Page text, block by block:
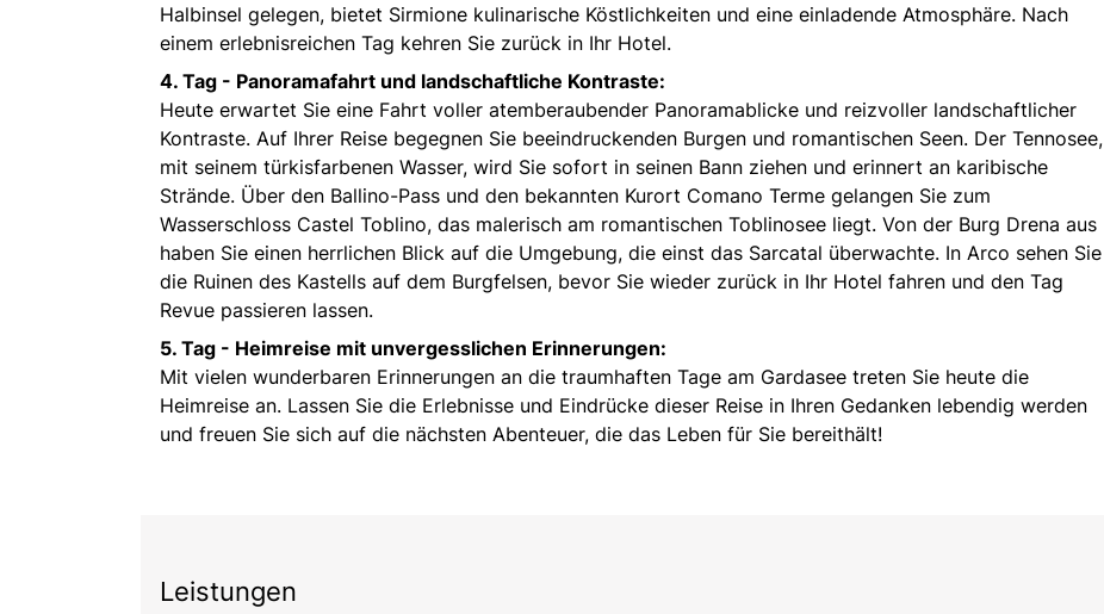
Halbinsel gelegen, bietet Sirmione kulinarische Köstlichkeiten und eine einladende Atmosphäre. Nach
einem erlebnisreichen Tag kehren Sie zurück in Ihr Hotel.
4. Tag - Panoramafahrt und landschaftliche Kontraste:
Heute erwartet Sie eine Fahrt voller atemberaubender Panoramablicke und reizvoller landschaftlicher
Kontraste. Auf Ihrer Reise begegnen Sie beeindruckenden Burgen und romantischen Seen. Der Tennosee,
mit seinem türkisfarbenen Wasser, wird Sie sofort in seinen Bann ziehen und erinnert an karibische
Strände. Über den Ballino-Pass und den bekannten Kurort Comano Terme gelangen Sie zum
Wasserschloss Castel Toblino, das malerisch am romantischen Toblinosee liegt. Von der Burg Drena aus
haben Sie einen herrlichen Blick auf die Umgebung, die einst das Sarcatal überwachte. In Arco sehen Sie
die Ruinen des Kastells auf dem Burgfelsen, bevor Sie wieder zurück in Ihr Hotel fahren und den Tag
Revue passieren lassen.
5. Tag - Heimreise mit unvergesslichen Erinnerungen:
Mit vielen wunderbaren Erinnerungen an die traumhaften Tage am Gardasee treten Sie heute die
Heimreise an. Lassen Sie die Erlebnisse und Eindrücke dieser Reise in Ihren Gedanken lebendig werden
und freuen Sie sich auf die nächsten Abenteuer, die das Leben für Sie bereithält!
Leistungen